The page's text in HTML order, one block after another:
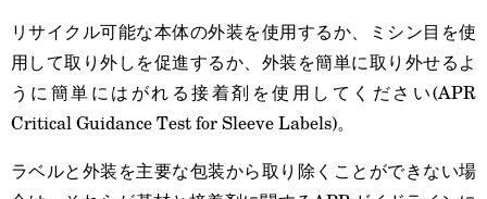
リサイクル可能な本体の外装を使用するか、ミシン目を使
用して取り外しを促進するか、外装を簡単に取り外せるよ
うに簡単にはがれる接着剤を使用してください(APR
Critical Guidance Test for Sleeve Labels)。
ラベルと外装を主要な包装から取り除くことができない場